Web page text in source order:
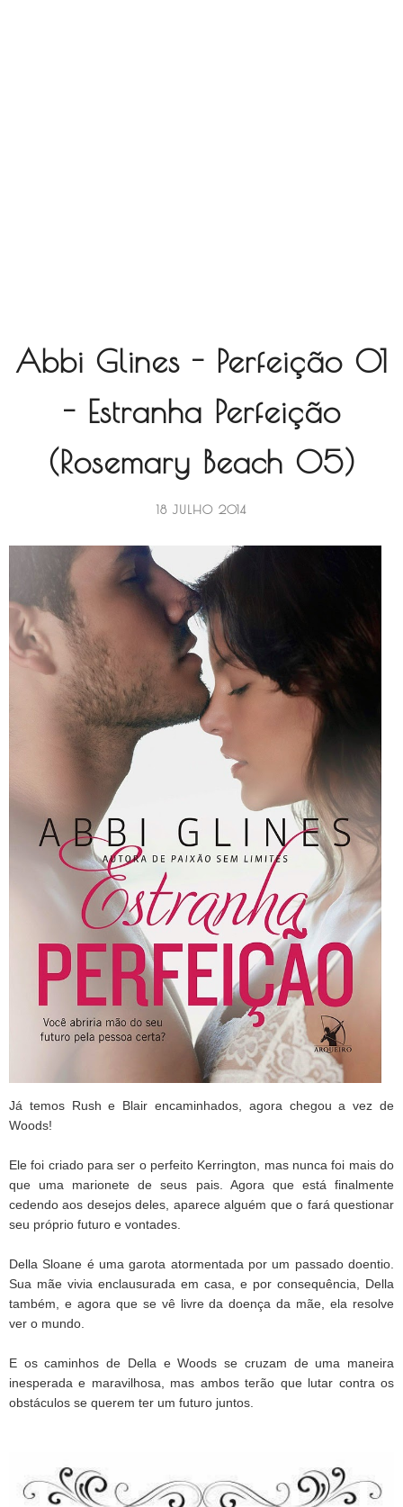
Abbi Glines - Perfeição 01
- Estranha Perfeição
(Rosemary Beach 05)
18 JULHO 2014
Já temos Rush e Blair encaminhados, agora chegou a vez de
Woods!
Ele foi criado para ser o perfeito Kerrington, mas nunca foi mais do
que uma marionete de seus pais. Agora que está finalmente
cedendo aos desejos deles, aparece alguém que o fará questionar
seu próprio futuro e vontades.
Della Sloane é uma garota atormentada por um passado doentio.
Sua mãe vivia enclausurada em casa, e por consequência, Della
também, e agora que se vê livre da doença da mãe, ela resolve
ver o mundo.
E os caminhos de Della e Woods se cruzam de uma maneira
inesperada e maravilhosa, mas ambos terão que lutar contra os
obstáculos se querem ter um futuro juntos.